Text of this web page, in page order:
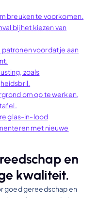
breuken te voorkomen.
bij het kiezen van
voordat je aan
zoals
om op te werken,
glas-in-lood
met nieuwe
en
kwaliteit.
goed gereedschap en